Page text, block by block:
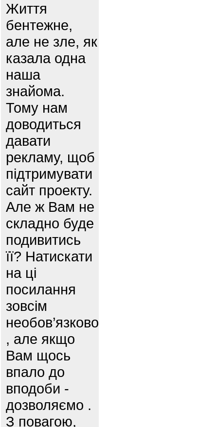
Життя
бентежне,
але не зле, як
казала одна
наша
знайома.
Тому нам
доводиться
давати
рекламу, щоб
підтримувати
сайт проекту.
Але ж Вам не
складно буде
подивитись
її? Натискати
на ці
посилання
зовсім
необов’язково
, але якщо
Вам щось
впало до
вподоби -
дозволяємо .
З повагою,